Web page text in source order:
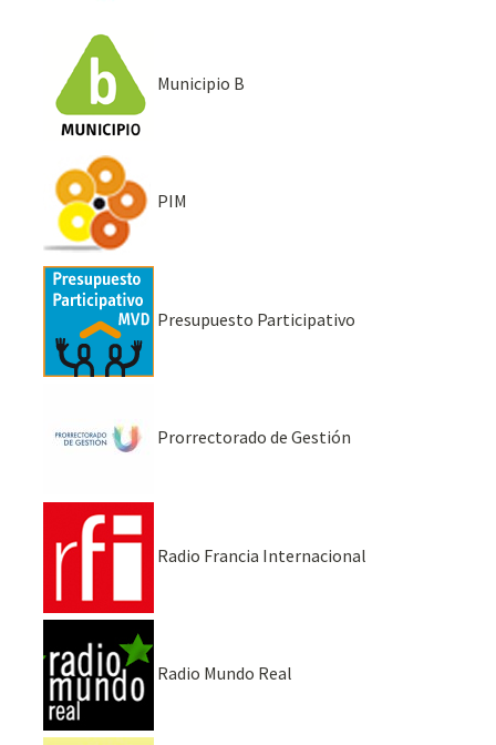
Municipio B
PIM
Presupuesto Participativo
Prorrectorado de Gestión
Radio Francia Internacional
Radio Mundo Real